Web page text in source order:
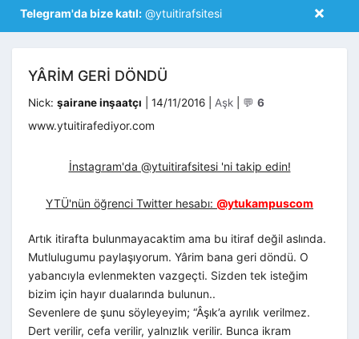
×
Telegram'da bize katıl: @ytuitirafsitesi
YÂRIM GERI DÖNDÜ
Nick: şairane inşaatçı 14/11/2016 Kategoriler
Aşk 💬 6
www.ytuitirafediyor.com
İnstagram'da @ytuitirafsitesi 'ni takip edin!
YTÜ'nün öğrenci Twitter hesabı: @ytukampuscom
Artık itirafta bulunmayacaktim ama bu itiraf değil aslında.
Mutlulugumu paylaşıyorum. Yârim bana geri döndü. O
yabancıyla evlenmekten vazgeçti. Sizden tek isteğim
bizim için hayır dualarında bulunun..
Sevenlere de şunu söyleyeyim; “Âşık’a ayrılık verilmez.
Dert verilir, cefa verilir, yalnızlık verilir. Bunca ikram